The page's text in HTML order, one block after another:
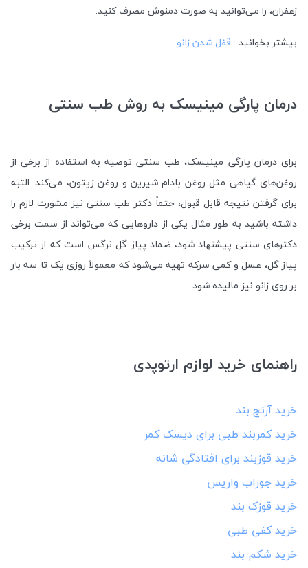
زعفران، را می‌توانید به صورت دمنوش مصرف کنید.
بیشتر بخوانید : قفل شدن زانو
درمان پارگی مینیسک به روش طب سنتی
برای درمان پارگی مینیسک، طب سنتی توصیه به استفاده از برخی از
روغن‌های گیاهی مثل روغن بادام شیرین و روغن زیتون، می‌کند. التبه
برای گرفتن نتیجه قابل قبول، حتماً دکتر طب سنتی نیز مشورت لازم را
داشته باشید به طور مثال یکی از داروهایی که می‌تواند از سمت برخی
دکترهای سنتی پیشنهاد شود، ضماد پیاز گل نرگس است که از ترکیب
پیاز گل، عسل و کمی سرکه تهیه می‌شود که معمولاً روزی یک تا سه بار
بر روی زانو نیز مالیده شود.
راهنمای خرید لوازم ارتوپدی
خرید آرنج بند
خرید کمربند طبی برای دیسک کمر
خرید قوزبند برای افتادگی شانه
خرید جوراب واریس
خرید قوزک بند
خرید کفی طبی
خرید شکم بند